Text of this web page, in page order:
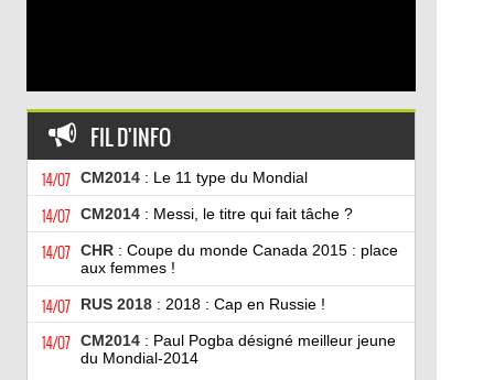
FIL D'INFO
14/07 CM2014: Le 11 type du Mondial
14/07 CM2014: Messi, le titre qui fait tâche ?
14/07 CHR: Coupe du monde Canada 2015 : place
aux femmes !
14/07 RUS 2018: 2018 : Cap en Russie !
14/07 CM2014: Paul Pogba désigné meilleur jeune
du Mondial-2014